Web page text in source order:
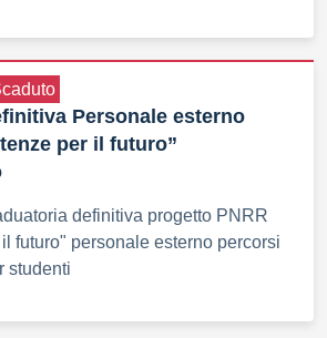
Personale esterno
per il futuro”
definitiva progetto PNRR
futuro" personale esterno percorsi
studenti